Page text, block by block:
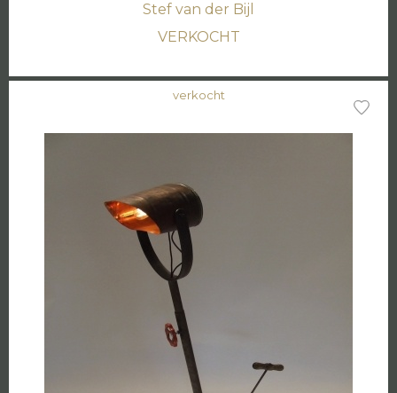
Stef van der Bijl
VERKOCHT
verkocht